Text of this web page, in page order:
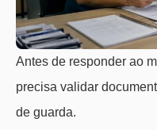
Antes de responder ao
precisa validar
de guarda.